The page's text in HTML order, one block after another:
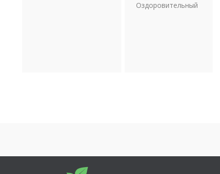
Оздоровительный